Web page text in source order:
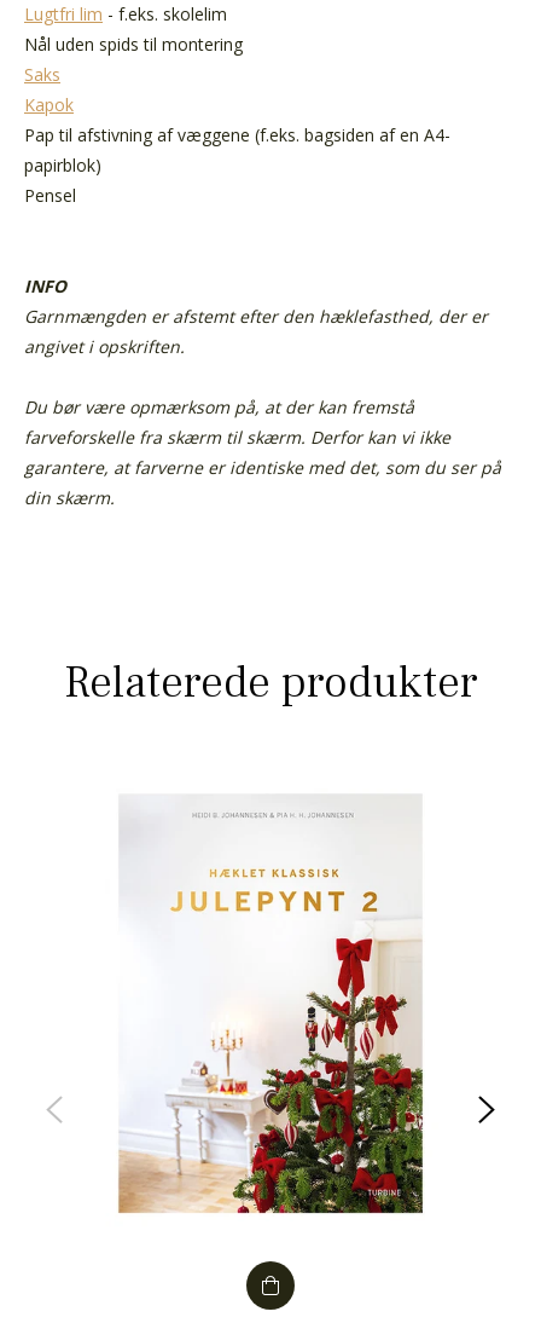
Lugtfri lim - f.eks. skolelim
Nål uden spids til montering
Saks
Kapok
Pap til afstivning af væggene (f.eks. bagsiden af en A4-
papirblok)
Pensel
INFO
Garnmængden er afstemt efter den hæklefasthed, der er
angivet i opskriften.
Du bør være opmærksom på, at der kan fremstå
farveforskelle fra skærm til skærm. Derfor kan vi ikke
garantere, at farverne er identiske med det, som du ser på
din skærm.
Relaterede produkter